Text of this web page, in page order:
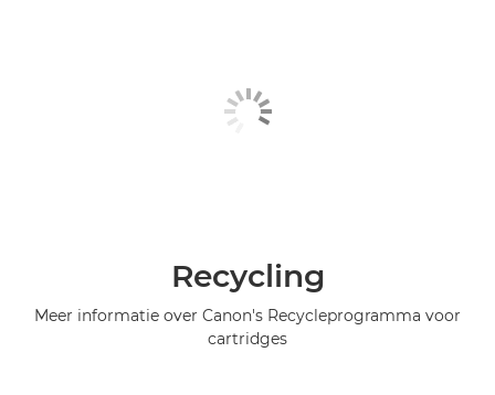
Recycling
Meer informatie over Canon's Recycleprogramma voor
cartridges